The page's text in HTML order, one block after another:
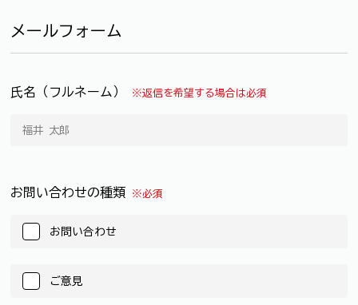
メールフォーム
氏名（フルネーム） ※返信を希望する場合は必須
お問い合わせの種類 ※必須
お問い合わせ
ご意見